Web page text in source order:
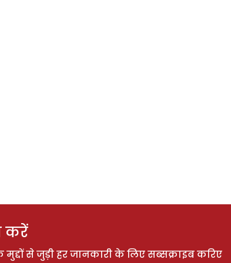
करें
से जुड़ी हर जानकारी के लिए सब्सक्राइब करिए